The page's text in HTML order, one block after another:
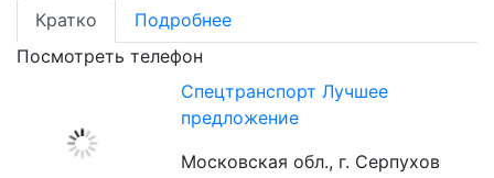
Кратко
Подробнее
Посмотреть телефон
Спецтранспорт Лучшее
предложение
Московская обл., г. Серпухов